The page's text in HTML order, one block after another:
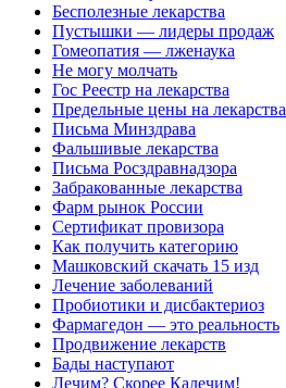
Бесполезные лекарства
Пустышки — лидеры продаж
Гомеопатия — лженаука
Не могу молчать
Гос Реестр на лекарства
Предельные цены на лекарства
Письма Минздрава
Фальшивые лекарства
Письма Росздравнадзора
Забракованные лекарства
Фарм рынок России
Сертификат провизора
Как получить категорию
Машковский скачать 15 изд
Лечение заболеваний
Пробиотики и дисбактериоз
Фармагедон — это реальность
Продвижение лекарств
Бады наступают
Лечим? Скорее Калечим!